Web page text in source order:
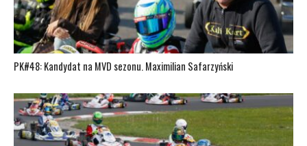
PK#48: Kandydat na MVD sezonu. Maximilian Safarzyński